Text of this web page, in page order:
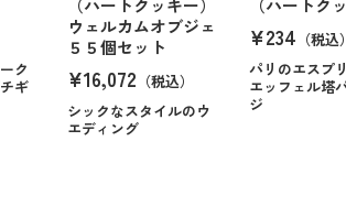
ク
ギ
（ハートクッキー）
ウェルカムオブジェ
５５個セット
¥16,072 （税込）
シックなスタイルのウ
エディング
（ハートク
¥234 （税込
パリのエスプ
エッフェル塔
ジ